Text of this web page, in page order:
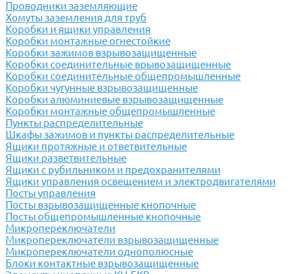
Проводники заземляющие
Хомуты заземления для труб
Коробки и ящики управления
Коробки монтажные огнестойкие
Коробки зажимов взрывозащищенные
Коробки соединительные врывозащищенные
Коробки соединительные общепромышленные
Коробки чугунные взрывозащищенные
Коробки алюминиевые взрывозащищенные
Коробки монтажные общепромышленные
Пункты распределительные
Шкафы зажимов и пункты распределительные
Ящики протяжные и ответвительные
Ящики разветвительные
Ящики с рубильником и предохранителями
Ящики управления освещением и электродвигателями
Посты управления
Посты взрывозащищенные кнопочные
Посты общепромышленные кнопочные
Микропереключатели
Микропереключатели взрывозащищенные
Микропереключатели однополюсные
Блоки контактные взрывозащищенные